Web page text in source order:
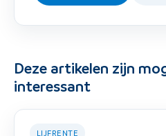
Deze artikelen zijn
interessant
LIJFRENTE